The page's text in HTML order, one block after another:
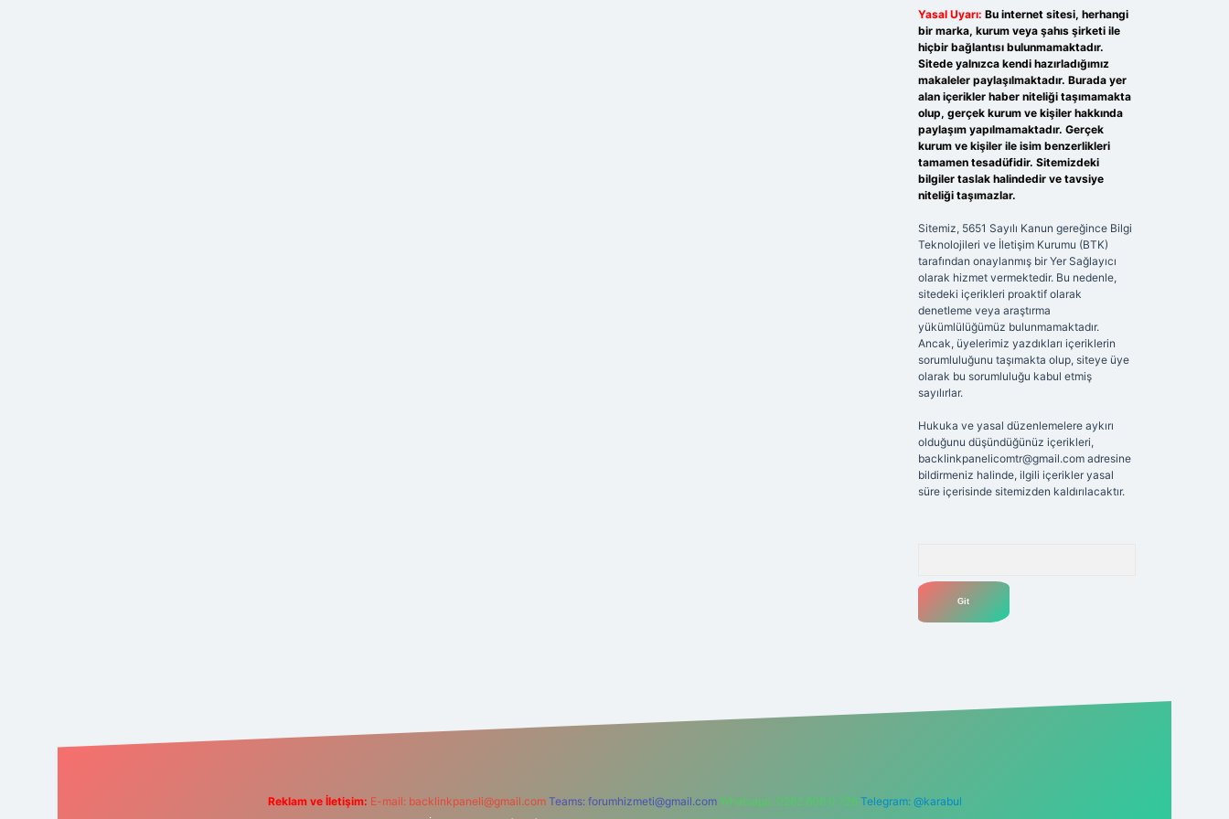
Yasal Uyarı: Bu internet sitesi, herhangi
bir marka, kurum veya şahıs şirketi ile
hiçbir bağlantısı bulunmamaktadır.
Sitede yalnızca kendi hazırladığımız
makaleler paylaşılmaktadır. Burada yer
alan içerikler haber niteliği taşımamakta
olup, gerçek kurum ve kişiler hakkında
paylaşım yapılmamaktadır. Gerçek
kurum ve kişiler ile isim benzerlikleri
tamamen tesadüfidir. Sitemizdeki
bilgiler taslak halindedir ve tavsiye
niteliği taşımazlar.
Sitemiz, 5651 Sayılı Kanun gereğince Bilgi
Teknolojileri ve İletişim Kurumu (BTK)
tarafından onaylanmış bir Yer Sağlayıcı
olarak hizmet vermektedir. Bu nedenle,
sitedeki içerikleri proaktif olarak
denetleme veya araştırma
yükümlülüğümüz bulunmamaktadır.
Ancak, üyelerimiz yazdıkları içeriklerin
sorumluluğunu taşımakta olup, siteye üye
olarak bu sorumluluğu kabul etmiş
sayılırlar.
Hukuka ve yasal düzenlemelere aykırı
olduğunu düşündüğünüz içerikleri,
backlinkpanelicomtr@gmail.comadresine
bildirmeniz halinde, ilgili içerikler yasal
süre içerisinde sitemizden kaldırılacaktır.
Reklam ve İletişim: E-mail: backlinkpaneli@gmail.com Teams: forumhizmeti@gmail.com Whatsapp: 0262 606 0 726 Telegram: @karabul